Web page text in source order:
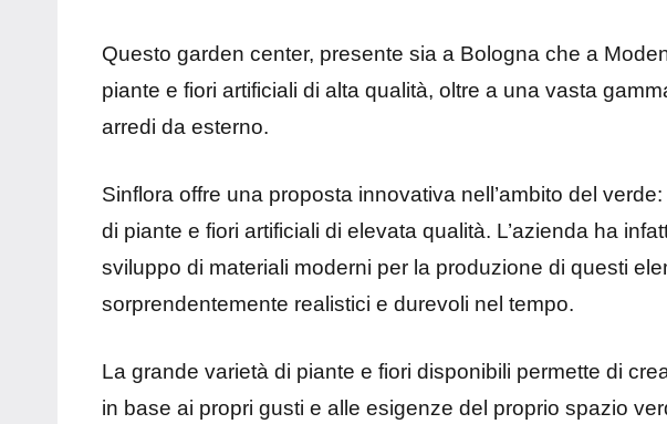
Questo garden center, presente sia a Bologna che a
piante e fiori artificiali di alta qualità, oltre a una vasta
arredi da esterno.
Sinflora offre una proposta innovativa nell’ambito del verde:
di piante e fiori artificiali di elevata qualità. L’azienda ha
sviluppo di materiali moderni per la produzione di questi
sorprendentemente realistici e durevoli nel tempo.
La grande varietà di piante e fiori disponibili permette di
in base ai propri gusti e alle esigenze del proprio spazio